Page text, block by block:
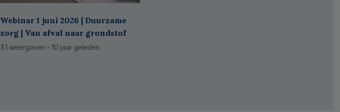
Webinar 1 juni 2026 | Duurzame
zorg | Van afval naar grondstof
31 weergaven · 10 jaar geleden